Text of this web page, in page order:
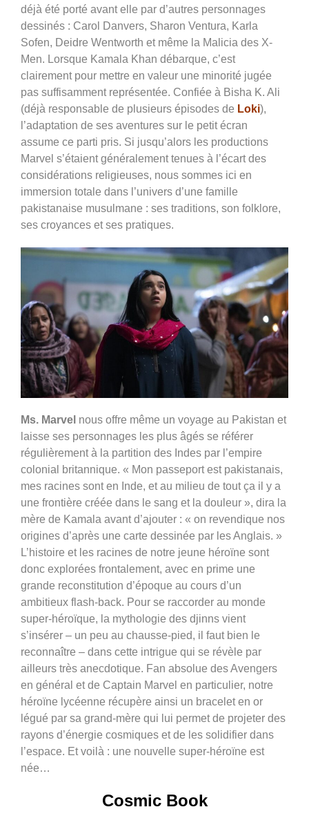
déjà été porté avant elle par d’autres personnages
dessinés : Carol Danvers, Sharon Ventura, Karla
Sofen, Deidre Wentworth et même la Malicia des X-
Men. Lorsque Kamala Khan débarque, c’est
clairement pour mettre en valeur une minorité jugée
pas suffisamment représentée. Confiée à Bisha K. Ali
(déjà responsable de plusieurs épisodes de Loki),
l’adaptation de ses aventures sur le petit écran
assume ce parti pris. Si jusqu’alors les productions
Marvel s’étaient généralement tenues à l’écart des
considérations religieuses, nous sommes ici en
immersion totale dans l’univers d’une famille
pakistanaise musulmane : ses traditions, son folklore,
ses croyances et ses pratiques.
Ms. Marvel nous offre même un voyage au Pakistan et
laisse ses personnages les plus âgés se référer
régulièrementà la partition des Indes par l’empire
colonial britannique. « Mon passeport est pakistanais,
mes racines sont en Inde, et au milieu de tout ça il y a
une frontière créée dans le sang et la douleur », dira la
mère de Kamala avant d’ajouter : « on revendique nos
origines d’après une carte dessinée par les Anglais. »
L’histoire et les racines de notre jeune héroïne sont
donc explorées frontalement, avec en prime une
grande reconstitution d’époque au cours d’un
ambitieux flash-back. Pour se raccorder au monde
super-héroïque, la mythologie des djinns vient
s’insérer – un peu au chausse-pied, il faut bien le
reconnaître – dans cette intrigue qui se révèle par
ailleurs très anecdotique. Fan absolue des Avengers
en général et de Captain Marvel en particulier, notre
héroïne lycéenne récupère ainsi un bracelet en or
légué par sa grand-mère qui lui permet de projeter des
rayons d’énergie cosmiques et de les solidifier dans
l’espace. Et voilà : une nouvelle super-héroïne est
née…
Cosmic Book